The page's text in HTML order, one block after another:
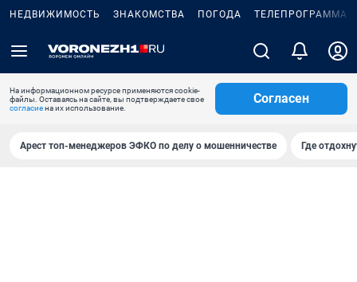
НЕДВИЖИМОСТЬ ЗНАКОМСТВА ПОГОДА ТЕЛЕПРОГРАММА
На информационном ресурсе применяются cookie-
файлы. Оставаясь на сайте, вы подтверждаете свое
согласиена их использование.
Согласен
Арест топ-менеджеров ЭФКО по делу о мошенничестве Где